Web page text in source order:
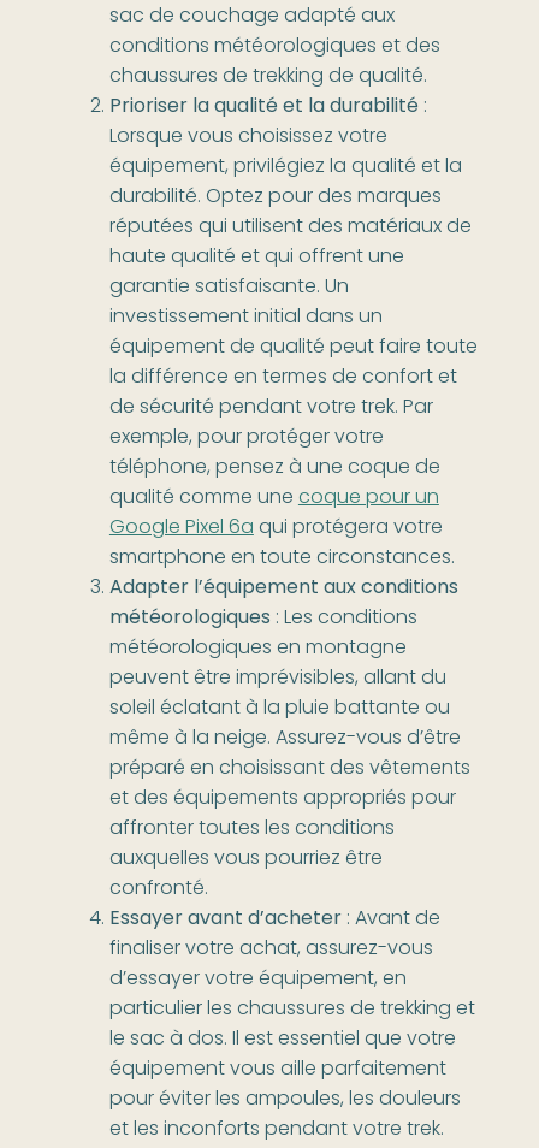
sac de couchage adapté aux
conditions météorologiques et des
chaussures de trekking de qualité.
Prioriser la qualité et la durabilité:
Lorsque vous choisissez votre
équipement, privilégiez la qualité et la
durabilité. Optez pour des marques
réputées qui utilisent des matériaux de
haute qualité et qui offrent une
garantie satisfaisante. Un
investissement initial dans un
équipement de qualité peut faire toute
la différence en termes de confort et
de sécurité pendant votre trek. Par
exemple, pour protéger votre
téléphone, pensez à une coque de
qualité comme unecoque pour un
Google Pixel 6aqui protégera votre
smartphone en toute circonstances.
Adapter l’équipement aux conditions
météorologiques : Les conditions
météorologiques en montagne
peuvent être imprévisibles, allant du
soleil éclatant à la pluie battante ou
même à la neige. Assurez-vous d’être
préparé en choisissant des vêtements
et des équipements appropriés pour
affronter toutes les conditions
auxquelles vous pourriez être
confronté.
Essayer avant d’acheter: Avant de
finaliser votre achat, assurez-vous
d’essayer votre équipement, en
particulier les chaussures de trekking et
le sac à dos. Il est essentiel que votre
équipement vous aille parfaitement
pour éviter les ampoules, les douleurs
et les inconforts pendant votre trek.